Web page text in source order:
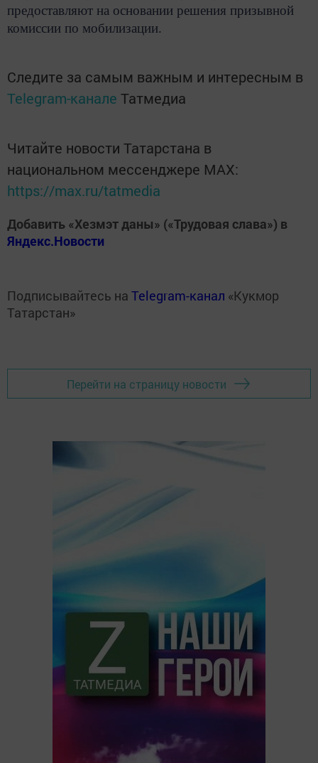
предоставляют на основании решения призывной
комиссии по мобилизации.
Следите за самым важным и интересным в
Telegram-канале Татмедиа
Читайте новости Татарстана в
национальном мессенджере MАХ:
https://max.ru/tatmedia
Добавить «Хезмэт даны» («Трудовая слава») в
Яндекс.Новости
Подписывайтесь на Telegram-канал «Кукмор
Татарстан»
Перейти на страницу новости